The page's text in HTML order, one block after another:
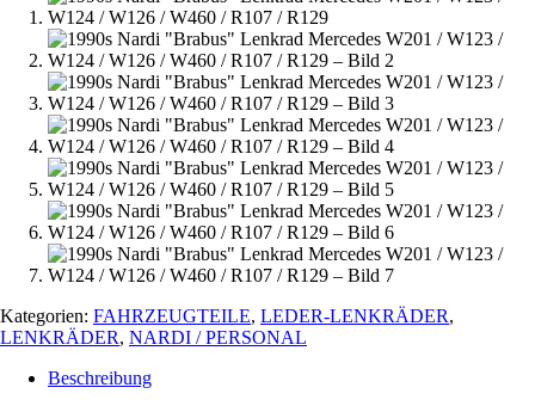
Kategorien: FAHRZEUGTEILE, LEDER-LENKRÄDER,
LENKRÄDER, NARDI / PERSONAL
Beschreibung